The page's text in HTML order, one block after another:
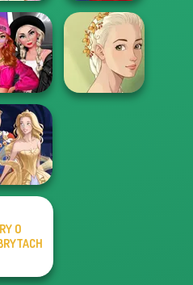
And
Riv...
Flamenco Dancer
Wars
Vs
Rai...
O